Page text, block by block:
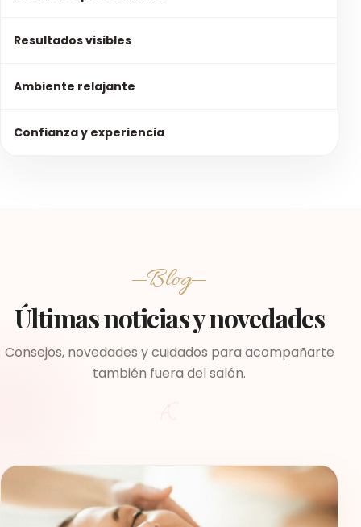
Resultados visibles
Ambiente relajante
Confianza y experiencia
Blog
Últimas noticias y novedades
Consejos, novedades y cuidados para acompañarte
también fuera del salón.